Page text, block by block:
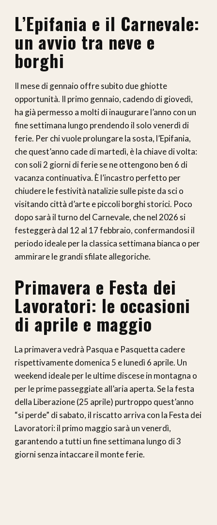
L’Epifania e il Carnevale:
un avvio tra neve e
borghi
Il mese di gennaio offre subito due ghiotte
opportunità. Il primo gennaio, cadendo di giovedì,
ha già permesso a molti di inaugurare l’anno con un
fine settimana lungo prendendo il solo venerdì di
ferie. Per chi vuole prolungare la sosta, l’Epifania,
che quest’anno cade di martedì, è la chiave di volta:
con soli 2 giorni di ferie se ne ottengono ben 6 di
vacanza continuativa. È l’incastro perfetto per
chiudere le festività natalizie sulle piste da sci o
visitando città d’arte e piccoli borghi storici. Poco
dopo sarà il turno del Carnevale, che nel 2026 si
festeggerà dal 12 al 17 febbraio, confermandosi il
periodo ideale per la classica settimana bianca o per
ammirare le grandi sfilate allegoriche.
Primavera e Festa dei
Lavoratori: le occasioni
di aprile e maggio
La primavera vedrà Pasqua e Pasquetta cadere
rispettivamente domenica 5 e lunedì 6 aprile. Un
weekend ideale per le ultime discese in montagna o
per le prime passeggiate all’aria aperta. Se la festa
della Liberazione (25 aprile) purtroppo quest’anno
“si perde” di sabato, il riscatto arriva con la Festa dei
Lavoratori: il primo maggio sarà un venerdì,
garantendo a tutti un fine settimana lungo di 3
giorni senza intaccare il monte ferie.